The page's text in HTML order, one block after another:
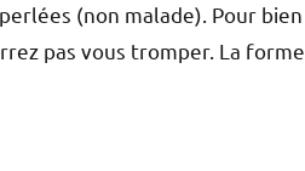
(non malade). Pour bien
pas vous tromper. La forme